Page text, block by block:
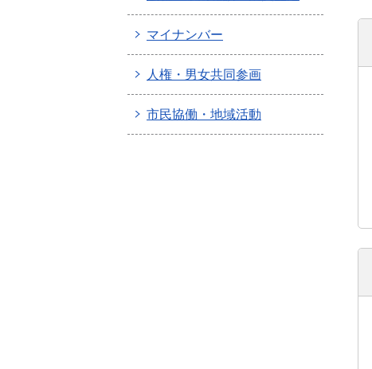
マイナンバー
人権・男女共同参画
市民協働・地域活動